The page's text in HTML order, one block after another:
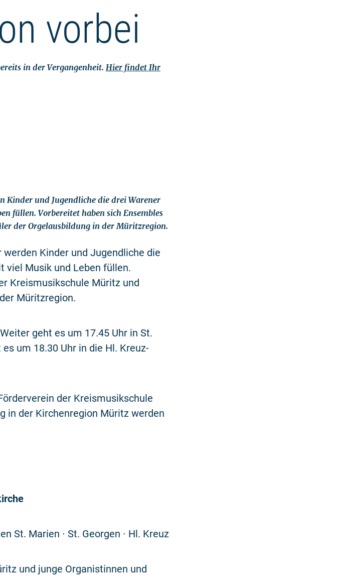
vorbei
in der Vergangenheit. Hier findet Ihr
Kinder und Jugendliche die drei Warener
füllen. Vorbereitet haben sich Ensembles
der Orgelausbildung in der Müritzregion.
Kinder und Jugendliche die
viel Musik und Leben füllen.
Kreismusikschule Müritz und
Müritzregion.
geht es um 17.45 Uhr in St.
um 18.30 Uhr in die Hl. Kreuz-
der Kreismusikschule
in der Kirchenregion Müritz werden
St. Marien ∙ St. Georgen ∙ Hl. Kreuz
und junge Organistinnen und